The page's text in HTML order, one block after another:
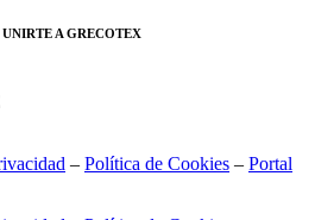
A GRECOTEX
– Política de Cookies – Portal